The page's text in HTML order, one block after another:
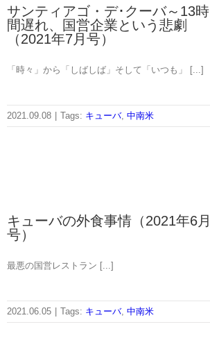
サンティアゴ・デ･クーバ～13時
間遅れ、国営企業という悲劇
（2021年7月号）
「時々」から「しばしば」そして「いつも」 [...]
2021.09.08 Tags: キューバ, 中南米
キューバの外食事情（2021年6月
号）
最悪の国営レストラン [...]
2021.06.05 Tags: キューバ, 中南米